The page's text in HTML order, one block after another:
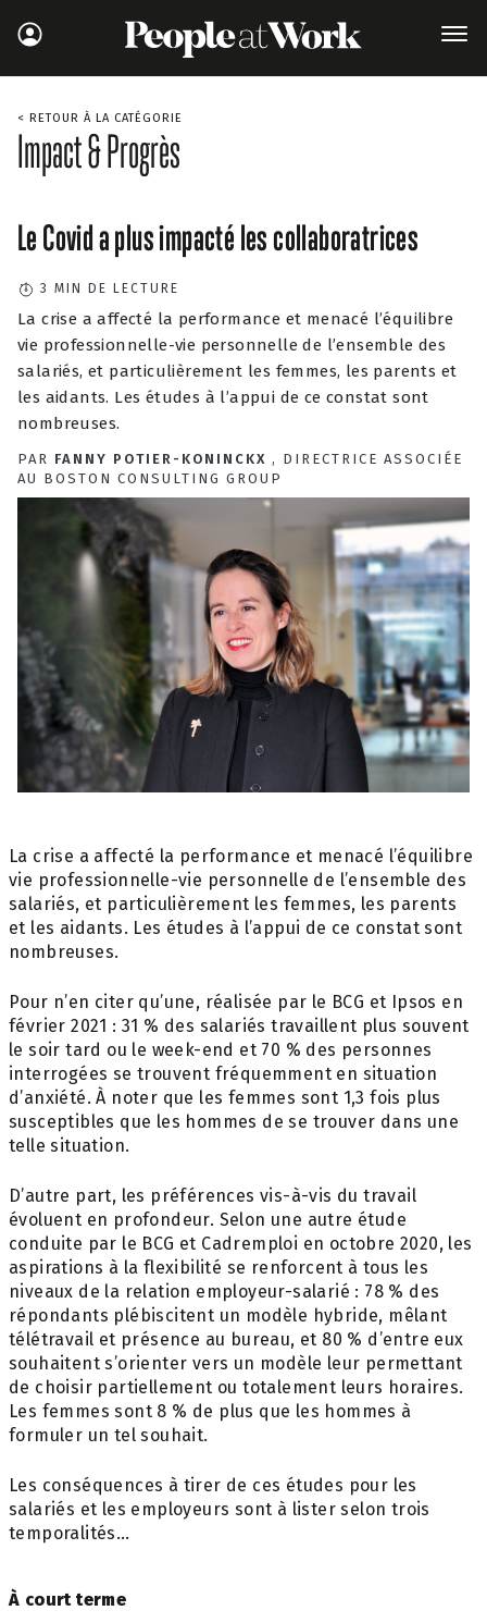
< RETOUR À LA CATÉGORIE
Impact & Progrès
Le Covid a plus impacté les collaboratrices
3 MIN DE LECTURE
La crise a affecté la performance et menacé l’équilibre
vie professionnelle-vie personnelle de l’ensemble des
salariés, et particulièrement les femmes, les parents et
les aidants. Les études à l’appui de ce constat sont
nombreuses.
PAR FANNY POTIER-KONINCKX , DIRECTRICE ASSOCIÉE
AU BOSTON CONSULTING GROUP
La crise a affecté la performance et menacé l’équilibre
vie professionnelle-vie personnelle de l’ensemble des
salariés, et particulièrement les femmes, les parents
et les aidants. Les études à l’appui de ce constat sont
nombreuses.
Pour n’en citer qu’une, réalisée par le BCG et Ipsos en
février 2021 : 31 % des salariés travaillent plus souvent
le soir tard ou le week-end et 70 % des personnes
interrogées se trouvent fréquemment en situation
d’anxiété. À noter que les femmes sont 1,3 fois plus
susceptibles que les hommes de se trouver dans une
telle situation.
D’autre part, les préférences vis-à-vis du travail
évoluent en profondeur. Selon une autre étude
conduite par le BCG et Cadremploi en octobre 2020, les
aspirations à la flexibilité se renforcent à tous les
niveaux de la relation employeur-salarié : 78 % des
répondants plébiscitent un modèle hybride, mêlant
télétravail et présence au bureau, et 80 % d’entre eux
souhaitent s’orienter vers un modèle leur permettant
de choisir partiellement ou totalement leurs horaires.
Les femmes sont 8 % de plus que les hommes à
formuler un tel souhait.
Les conséquences à tirer de ces études pour les
salariés et les employeurs sont à lister selon trois
temporalités…
À court terme